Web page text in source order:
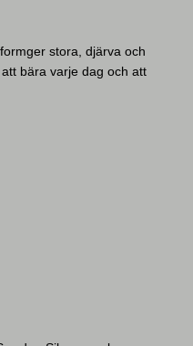
stora, djärva och
bära varje dag och att